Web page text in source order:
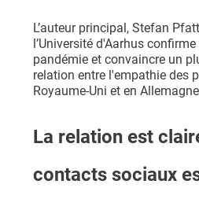
L’auteur principal, Stefan
l’Université d'Aarhus
pandémie et convaincre un
relation entre l'empathie des
Royaume-Uni et en
La relation est
contacts sociaux